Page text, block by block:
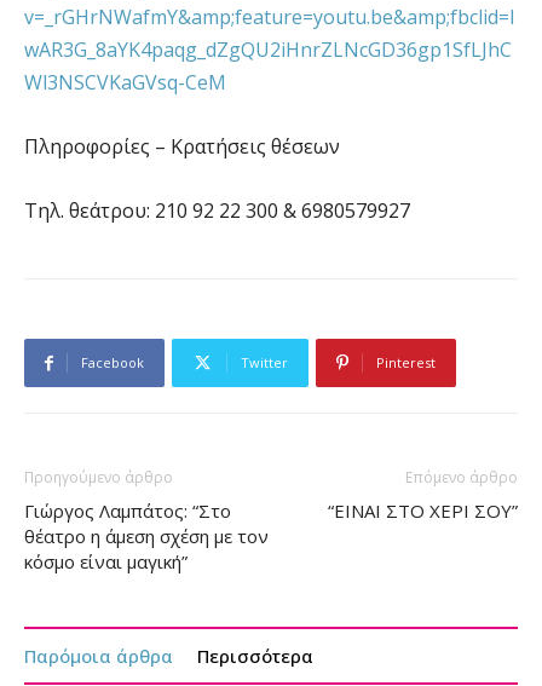
v=_rGHrNWafmY&amp;feature=youtu.be&amp;fbclid=I
wAR3G_8aYK4paqg_dZgQU2iHnrZLNcGD36gp1SfLJhC
Wl3NSCVKaGVsq-CeM
Πληροφορίες – Κρατήσεις θέσεων
Tηλ. θεάτρου: 210 92 22 300 & 6980579927
Facebook Twitter Pinterest
Προηγούμενο άρθρο
Γιώργος Λαμπάτος: “Στο
θέατρο η άμεση σχέση με τον
κόσμο είναι μαγική”
Επόμενο άρθρο
“ΕΙΝΑΙ ΣΤΟ ΧΕΡΙ ΣΟΥ”
Παρόμοια άρθρα Περισσότερα